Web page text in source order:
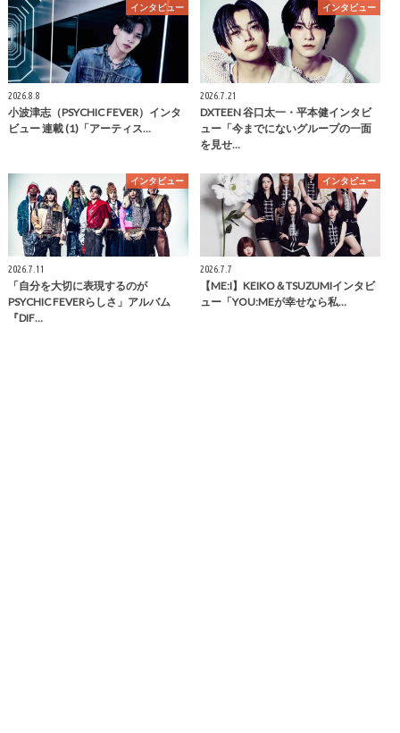
インタビュー
2026.8.8
小波津志（PSYCHIC FEVER）インタ
ビュー 連載 (1)「アーティス…
インタビュー
2026.7.21
DXTEEN 谷口太一・平本健インタビ
ュー「今までにないグループの一面
を見せ…
インタビュー
2026.7.11
「自分を大切に表現するのが
PSYCHIC FEVERらしさ」アルバム
『DIF…
インタビュー
2026.7.7
【ME:I】KEIKO＆TSUZUMIインタビ
ュー「YOU:MEが幸せなら私…